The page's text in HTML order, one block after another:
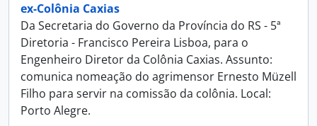
ex-Colônia Caxias
Da Secretaria do Governo da Província do RS - 5ª
Diretoria - Francisco Pereira Lisboa, para o
Engenheiro Diretor da Colônia Caxias. Assunto:
comunica nomeação do agrimensor Ernesto Müzell
Filho para servir na comissão da colônia. Local:
Porto Alegre.